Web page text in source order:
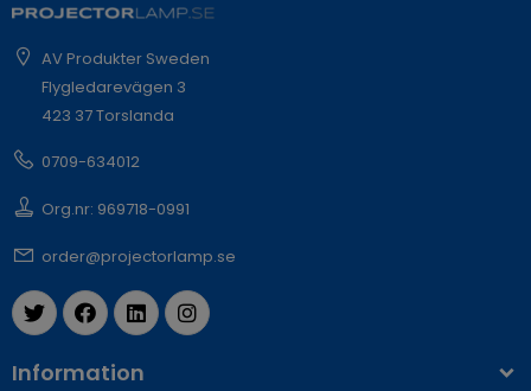
AV Produkter Sweden
Flygledarevägen 3
423 37 Torslanda
0709-634012
Org.nr: 969718-0991
order@projectorlamp.se
Information